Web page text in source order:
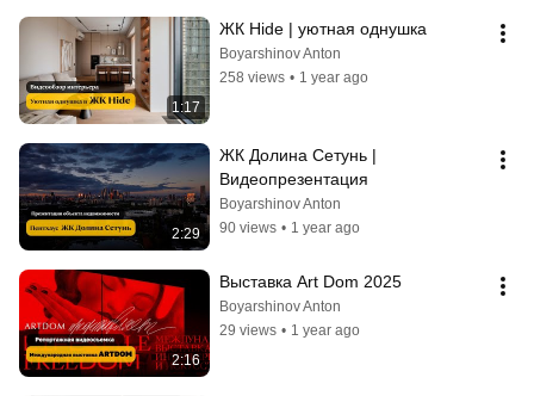
1:17
ЖК Hide | уютная однушка
Boyarshinov Anton
258 views • 1 year ago
2:29
ЖК Долина Сетунь |
Видеопрезентация
Boyarshinov Anton
90 views • 1 year ago
2:16
Выставка Art Dom 2025
Boyarshinov Anton
29 views • 1 year ago